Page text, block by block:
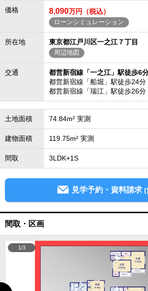
価格 8,090万円（税込）
ローンシミュレーション
所在地 東京都江戸川区一之江７丁目
周辺地図
交通
都営新宿線「一之江」駅徒歩6
都営新宿線「船堀」駅徒歩24分
都営新宿線「瑞江」駅徒歩26分
土地面積 74.84m² 実測
建物面積 119.75m² 実測
間取 3LDK+1S
見学予約・資料請求 (
間取・区画
1/3